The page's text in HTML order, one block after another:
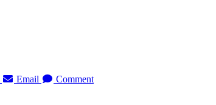
Email Comment